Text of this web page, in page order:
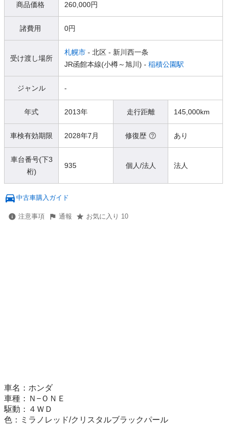
商品価格 260,000円
諸費用 0円
受け渡し場所
札幌市 - 北区 - 新川西一条
JR函館本線(小樽～旭川) - 稲積公園駅
ジャンル -
年式 2013年 走行距離 145,000km
車検有効期限 2028年7月 修復歴 あり
車台番号(下3
桁)
935 個人/法人 法人
中古車購入ガイド
注意事項 通報 お気に入り 10
車名：ホンダ
車種：Ｎ−ＯＮＥ
駆動：４ＷＤ
色：ミラノレッド/クリスタルブラックパール